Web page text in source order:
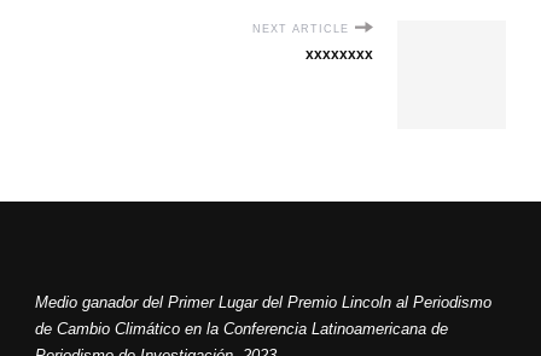
NEXT ARTICLE
xxxxxxxx
Medio ganador del Primer Lugar del Premio Lincoln al Periodismo
de Cambio Climático en la Conferencia Latinoamericana de